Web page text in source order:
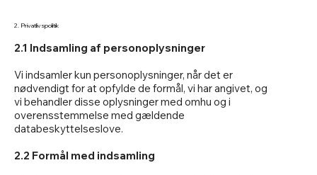
2.1 Indsamling af personoplysninger
Vi indsamler kun personoplysninger, når det er
nødvendigt for at opfylde de formål, vi har angivet, og
vi behandler disse oplysninger med omhu og i
overensstemmelse med gældende
databeskyttelseslove.
2.2 Formål med indsamling
2. Privatlivspolitik